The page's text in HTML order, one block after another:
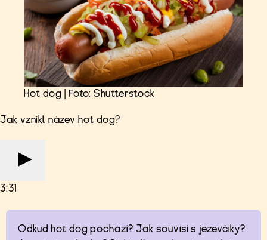
Hot dog | Foto: Shutterstock
Jak vznikl název hot dog?
3:31
Odkud hot dog pochází? Jak souvisí s jezevčíky?